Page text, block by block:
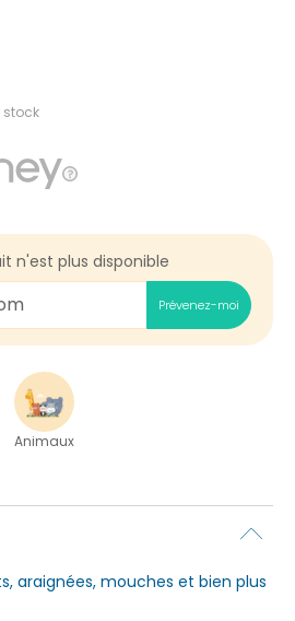
|
stock
n'est plus disponible
Prévenez-moi
Animaux
araignées, mouches et bien plus